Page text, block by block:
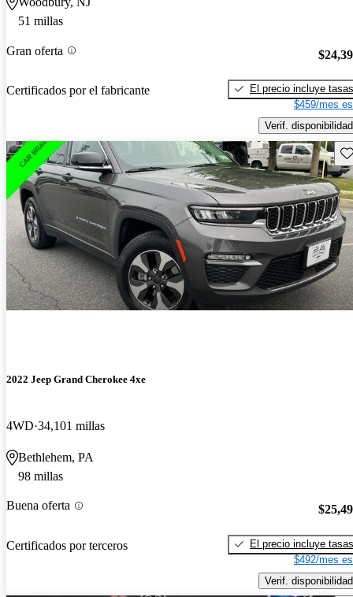
51 millas
Gran oferta
Certificados por el fabricante
El precio incluye tasas
$459/mes
Verif. disponibilidad
2022 Jeep Grand Cherokee 4xe
4WD 34,101 millas
Bethlehem, PA
98 millas
Buena oferta
Certificados por terceros
El precio incluye tasas
$492/mes
Verif. disponibilidad